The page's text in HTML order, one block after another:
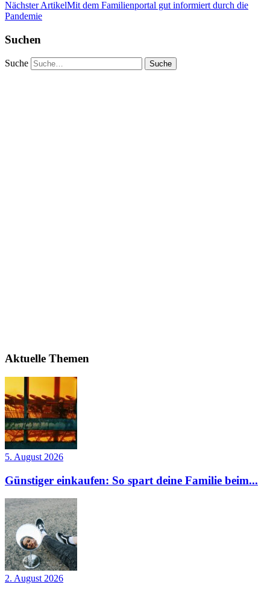
Nächster ArtikelMit dem Familienportal gut informiert durch die
Pandemie
Suchen
Suche
Aktuelle Themen
5. August 2026
Günstiger einkaufen: So spart deine Familie beim...
2. August 2026